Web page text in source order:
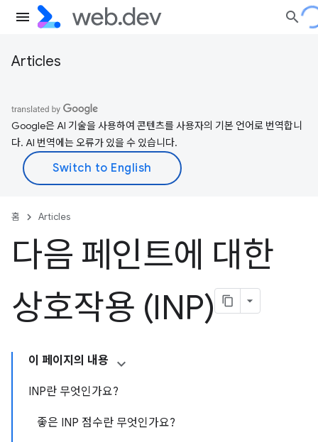
Articles
Google은 AI 기술을 사용하여 콘텐츠를 사용자의 기본 언어로 번역합니
다. AI 번역에는 오류가 있을 수 있습니다.
홈 Articles
다음 페인트에 대한
상호작용 (INP)
이 페이지의 내용
INP란 무엇인가요?
좋은 INP 점수란 무엇인가요?